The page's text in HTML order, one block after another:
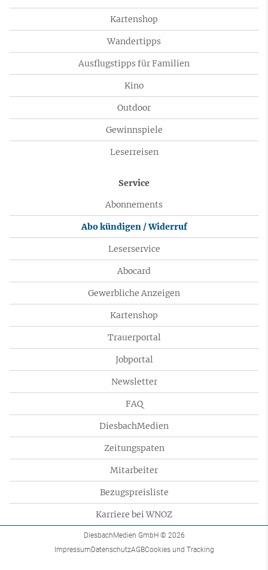
Kartenshop
Wandertipps
Ausflugstipps für Familien
Kino
Outdoor
Gewinnspiele
Leserreisen
Service
Abonnements
Abo kündigen / Widerruf
Leserservice
Abocard
Gewerbliche Anzeigen
Kartenshop
Trauerportal
Jobportal
Newsletter
FAQ
DiesbachMedien
Zeitungspaten
Mitarbeiter
Bezugspreisliste
Karriere bei WNOZ
DiesbachMedien GmbH © 2026
ImpressumDatenschutzAGBCookies und Tracking